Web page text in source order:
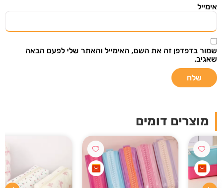
אימייל
שמור בדפדפן זה את השם, האימייל והאתר שלי לפעם הבאה
שאגיב.
מוצרים דומים
אני רוצה לקבל עדכונים במייל ואני מאשר/ת
שקראתי את
שליחה